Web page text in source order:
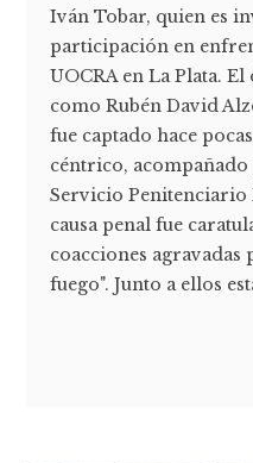
Iván Tobar, quien es
participación en
UOCRA en La Plata.
como Rubén David
fue captado hace
céntrico,
Servicio Penitenciario
causa penal fue
coacciones
fuego". Junto a ellos